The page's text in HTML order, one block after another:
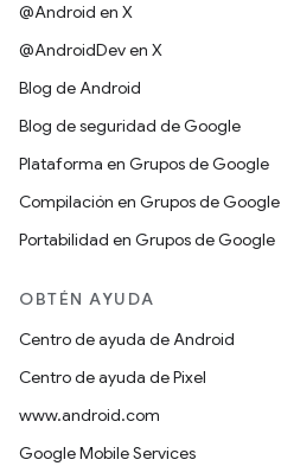
@Android en X
@AndroidDev en X
Blog de Android
Blog de seguridad de Google
Plataforma en Grupos de Google
Compilación en Grupos de Google
Portabilidad en Grupos de Google
OBTÉN AYUDA
Centro de ayuda de Android
Centro de ayuda de Pixel
www.android.com
Google Mobile Services